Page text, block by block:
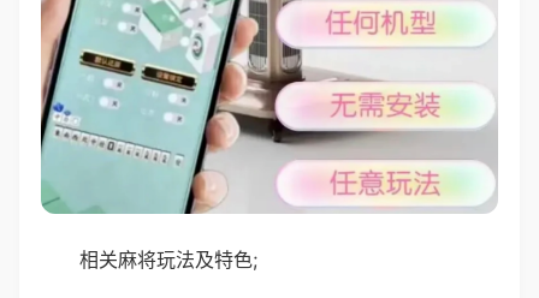
相关麻将玩法及特色;